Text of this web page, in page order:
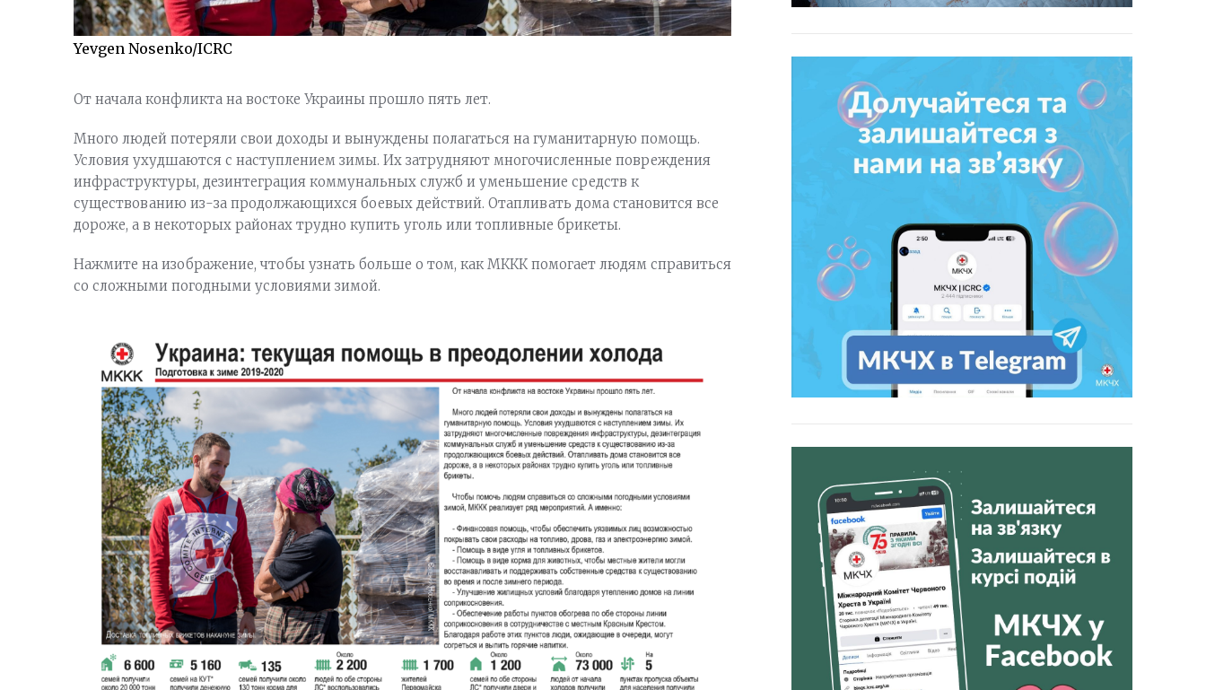
Yevgen Nosenko/ICRC
От начала конфликта на востоке Украины прошло пять лет.
Много людей потеряли свои доходы и вынуждены полагаться на гуманитарную помощь.
Условия ухудшаются с наступлением зимы. Их затрудняют многочисленные повреждения
инфраструктуры, дезинтеграция коммунальных служб и уменьшение средств к
существованию из-за продолжающихся боевых действий. Отапливать дома становится все
дороже, а в некоторых районах трудно купить уголь или топливные брикеты.
Нажмите на изображение, чтобы узнать больше о том, как МККК помогает людям справиться
со сложными погодными условиями зимой.